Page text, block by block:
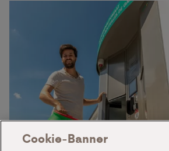
Cookie-Banner